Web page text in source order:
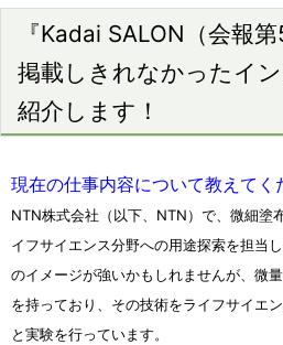
『Kadai SALON（会報
掲載しきれなかったイ
紹介します！
現在の仕事内容について教えてく
NTN株式会社（以下、NTN）で、微細塗
イフサイエンス分野への用途探索を担当
のイメージが強いかもしれませんが、微
を持っており、その技術をライフサイエ
と実験を行っています。